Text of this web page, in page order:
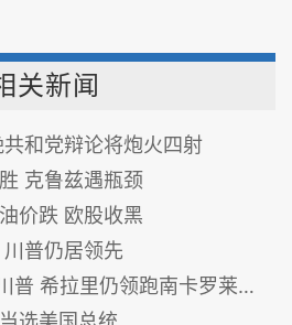
关新闻
和党辩论将炮火四射
克鲁兹遇瓶颈
价跌 欧股收黑
普仍居领先
希拉里仍领跑南卡罗莱纳州